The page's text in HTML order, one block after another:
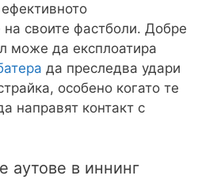
своите фастболи. Добре
може да експлоатира
да преследва удари
особено когато те
направят контакт с
аутове в иннинг